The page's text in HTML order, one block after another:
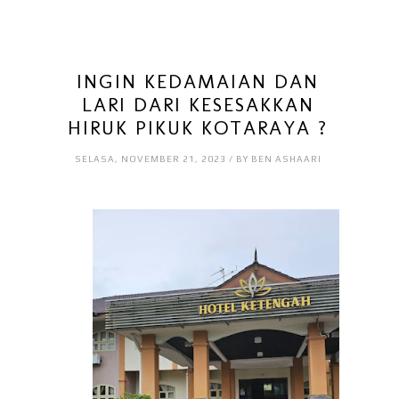
INGIN KEDAMAIAN DAN
LARI DARI KESESAKKAN
HIRUK PIKUK KOTARAYA ?
SELASA, NOVEMBER 21, 2023 / BY BEN ASHAARI